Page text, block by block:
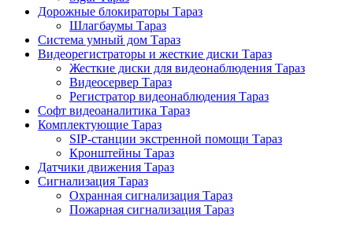
Дорожные блокираторы Тараз
Шлагбаумы Тараз
Система умный дом Тараз
Видеорегистраторы и жесткие диски Тараз
Жесткие диски для видеонаблюдения Тараз
Видеосервер Тараз
Регистратор видеонаблюдения Тараз
Софт видеоаналитика Тараз
Комплектующие Тараз
SIP-станции экстренной помощи Тараз
Кронштейны Тараз
Датчики движения Тараз
Сигнализация Тараз
Охранная сигнализация Тараз
Пожарная сигнализация Тараз